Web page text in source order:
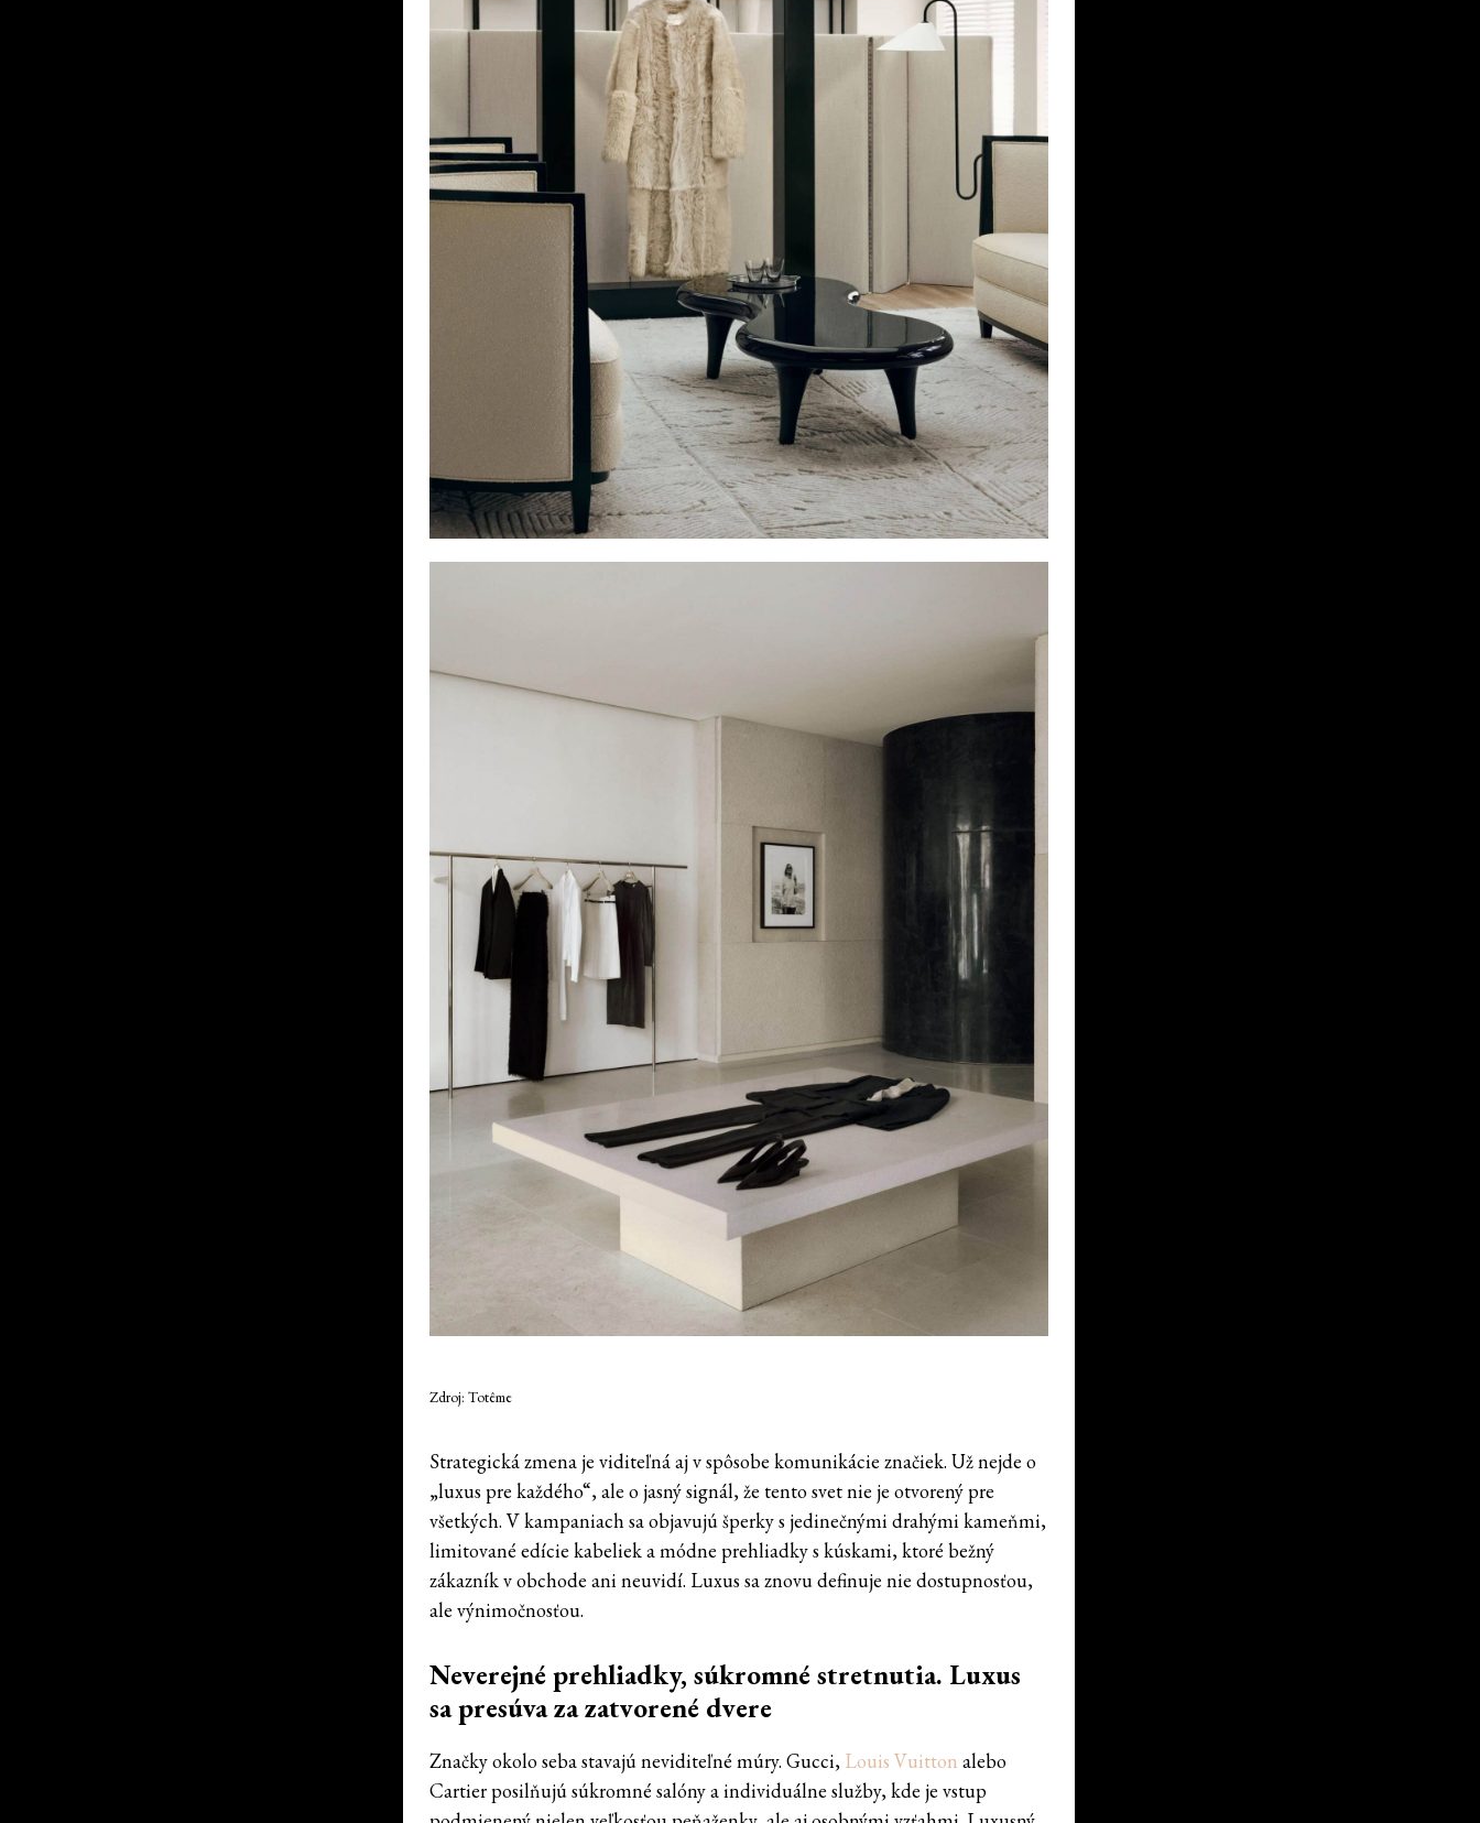
Zdroj: Totême
Strategická zmena je viditeľná aj v spôsobe komunikácie značiek. Už nejde o
„luxus pre každého“, ale o jasný signál, že tento svet nie je otvorený pre
všetkých. V kampaniach sa objavujú šperky s jedinečnými drahými kameňmi,
limitované edície kabeliek a módne prehliadky s kúskami, ktoré bežný
zákazník v obchode ani neuvidí. Luxus sa znovu definuje nie dostupnosťou,
ale výnimočnosťou.
Neverejné prehliadky, súkromné stretnutia. Luxus
sa presúva za zatvorené dvere
Značky okolo seba stavajú neviditeľné múry. Gucci, Louis Vuitton alebo
Cartier posilňujú súkromné salóny a individuálne služby, kde je vstup